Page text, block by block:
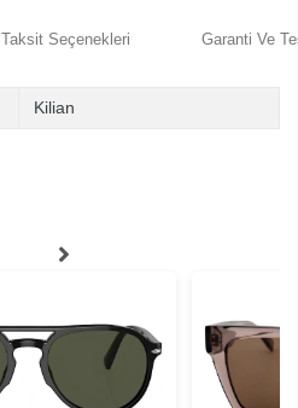
Taksit Seçenekleri Garanti Ve
Kilian